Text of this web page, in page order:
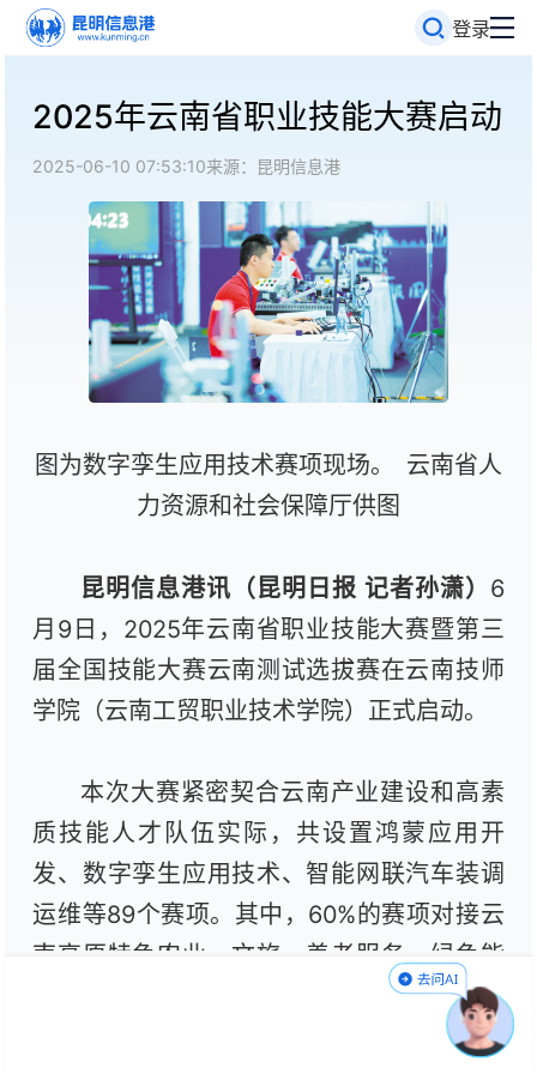
登录
2025年云南省职业技能大赛启动
2025-06-10 07:53:10来源：昆明信息港
图为数字孪生应用技术赛项现场。 云南省人
力资源和社会保障厅供图
昆明信息港讯（昆明日报 记者孙潇） 6
月9日，2025年云南省职业技能大赛暨第三
届全国技能大赛云南测试选拔赛在云南技师
学院（云南工贸职业技术学院）正式启动。
本次大赛紧密契合云南产业建设和高素
质技能人才队伍实际，共设置鸿蒙应用开
发、数字孪生应用技术、智能网联汽车装调
运维等89个赛项。其中，60%的赛项对接云
南高原特色农业、文旅、养老服务、绿色能
源、劳动密集型等特色优势产业，40%的赛
项锚定人工智能、智能制造等新赛道，有力